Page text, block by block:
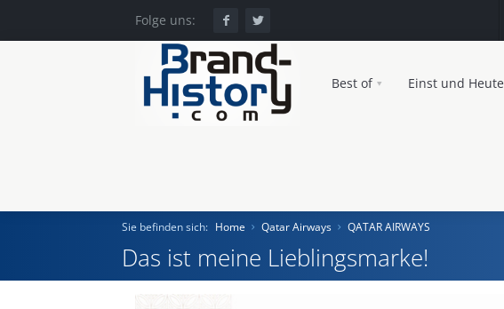
Folge uns:
Best of Einst und Heute
Home
Sie befinden sich: Home Qatar Airways QATAR AIRWAYS
Das ist meine Lieblingsmarke!